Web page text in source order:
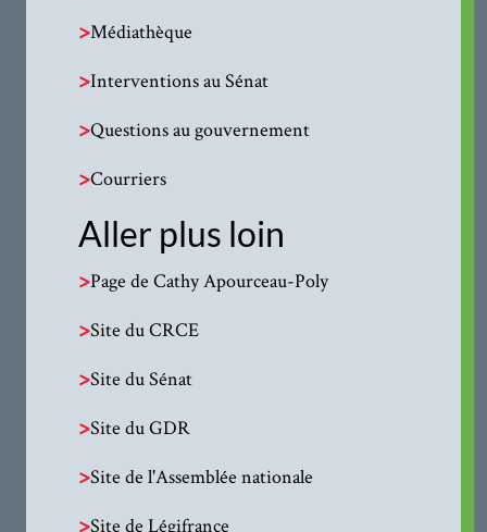
>Médiathèque
>Interventions au Sénat
>Questions au gouvernement
>Courriers
Aller plus loin
>Page de Cathy Apourceau-Poly
>Site du CRCE
>Site du Sénat
>Site du GDR
>Site de l'Assemblée nationale
>Site de Légifrance